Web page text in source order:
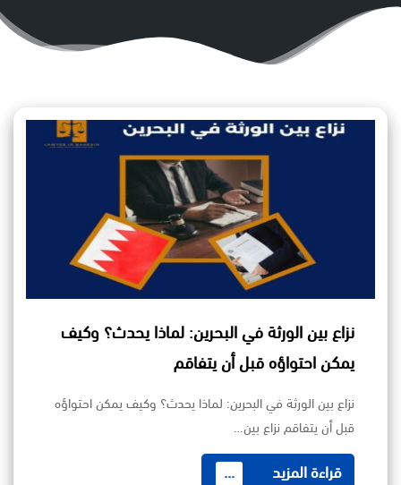
نزاع بين الورثة في البحرين: لماذا يحدث؟ وكيف
يمكن احتواؤه قبل أن يتفاقم
نزاع بين الورثة في البحرين: لماذا يحدث؟ وكيف يمكن احتواؤه
قبل أن يتفاقم نزاع بين…
قراءة المزيد ...